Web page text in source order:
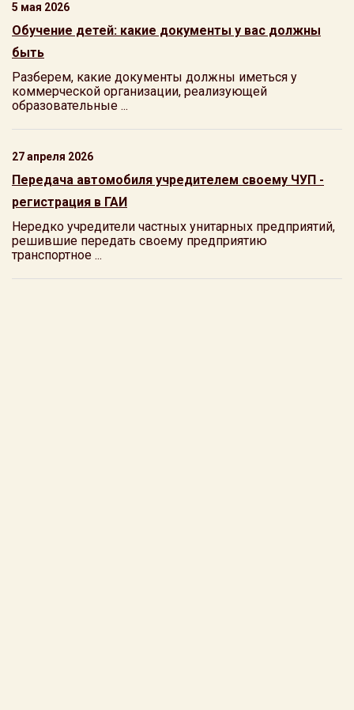
5 мая 2026
Обучение детей: какие документы у вас должны
быть
Разберем, какие документы должны иметься у
коммерческой организации, реализующей
образовательные ...
27 апреля 2026
Передача автомобиля учредителем своему ЧУП -
регистрация в ГАИ
Нередко учредители частных унитарных предприятий,
решившие передать своему предприятию
транспортное ...